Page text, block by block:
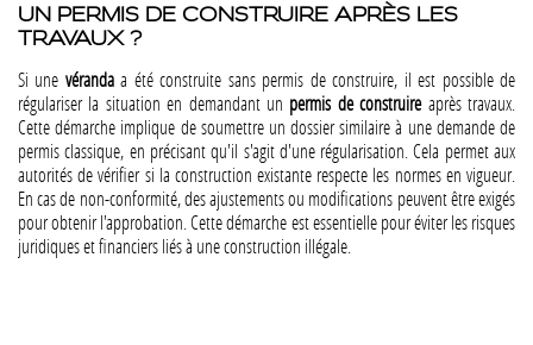
UN PERMIS DE CONSTRUIRE APRÈS LES
TRAVAUX ?
Si une vérandaa été construite sans permis de construire, il est possible de
régulariser la situation en demandant un permis de construireaprès travaux.
Cette démarche implique de soumettre un dossier similaire à une demande de
permis classique, en précisant qu'il s'agit d'une régularisation. Cela permet aux
autorités de vérifier si la construction existante respecte les normes en vigueur.
En cas de non-conformité, des ajustements ou modifications peuvent être exigés
pour obtenir l'approbation. Cette démarche est essentielle pour éviter les risques
juridiques et financiers liés à une construction illégale​​.